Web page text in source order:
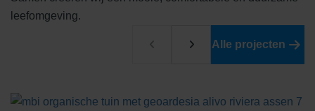
Edelrood
leefomgeving.
Alle projecten